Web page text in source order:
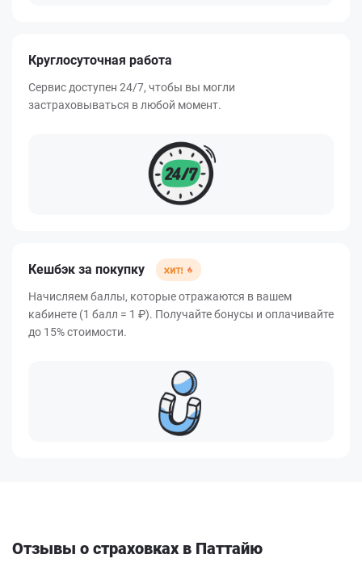
Круглосуточная работа
Сервис доступен 24/7, чтобы вы могли
застраховываться в любой момент.
Кешбэк за покупку
Начисляем баллы, которые отражаются в вашем
кабинете (1 балл = 1 ₽). Получайте бонусы и оплачивайте
до 15% стоимости.
Отзывы о страховках в Паттайю